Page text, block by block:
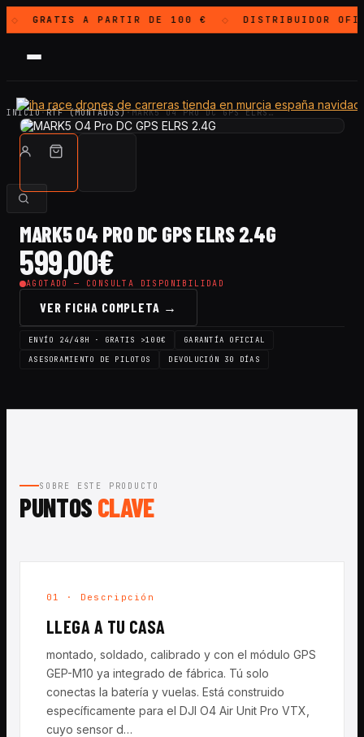
◇ GRATISA PARTIR DE 100 € ◇ DISTRIBUIDOR
INICIO·RTF (MONTADOS)·MARK5 O4 PRO DC GPS ELRS…
MARK5 O4 PRO DC GPS ELRS 2.4G
599,00€
AGOTADO — CONSULTA DISPONIBILIDAD
VER FICHA COMPLETA →
ENVÍO 24/48H · GRATIS >100€
GARANTÍA OFICIAL
ASESORAMIENTO DE PILOTOS
DEVOLUCIÓN 30 DÍAS
SOBRE ESTE PRODUCTO
PUNTOS CLAVE
01 · Descripción
LLEGA A TU CASA
montado, soldado, calibrado y con el módulo GPS
GEP-M10 ya integrado de fábrica. Tú solo
conectas la batería y vuelas. Está construido
específicamente para el DJI O4 Air Unit Pro VTX,
cuyo sensor d…